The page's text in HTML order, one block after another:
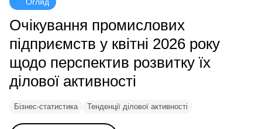
Очікування промислових
підприємств у квітні 2026 року
щодо перспектив розвитку їх
ділової активності
Бізнес-статистика Тенденції ділової активності